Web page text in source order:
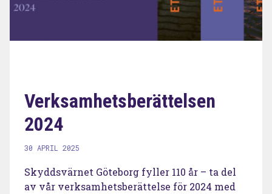
Verksamhetsberättelsen
2024
30 APRIL 2025
Skyddsvärnet Göteborg fyller 110 år – ta del
av vår verksamhetsberättelse för 2024 med